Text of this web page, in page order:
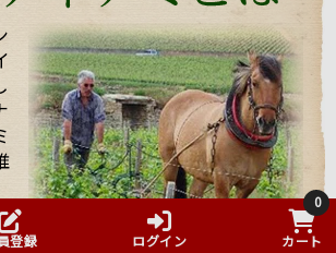
さん話していただきました！
子を一部まとめしたのでご覧くださ
撮影したものをほんの少しまとめまし
うぞ。 少しでもマルシャンの熱い思
ればいいなと思っています。
登録 ログイン
0
カート